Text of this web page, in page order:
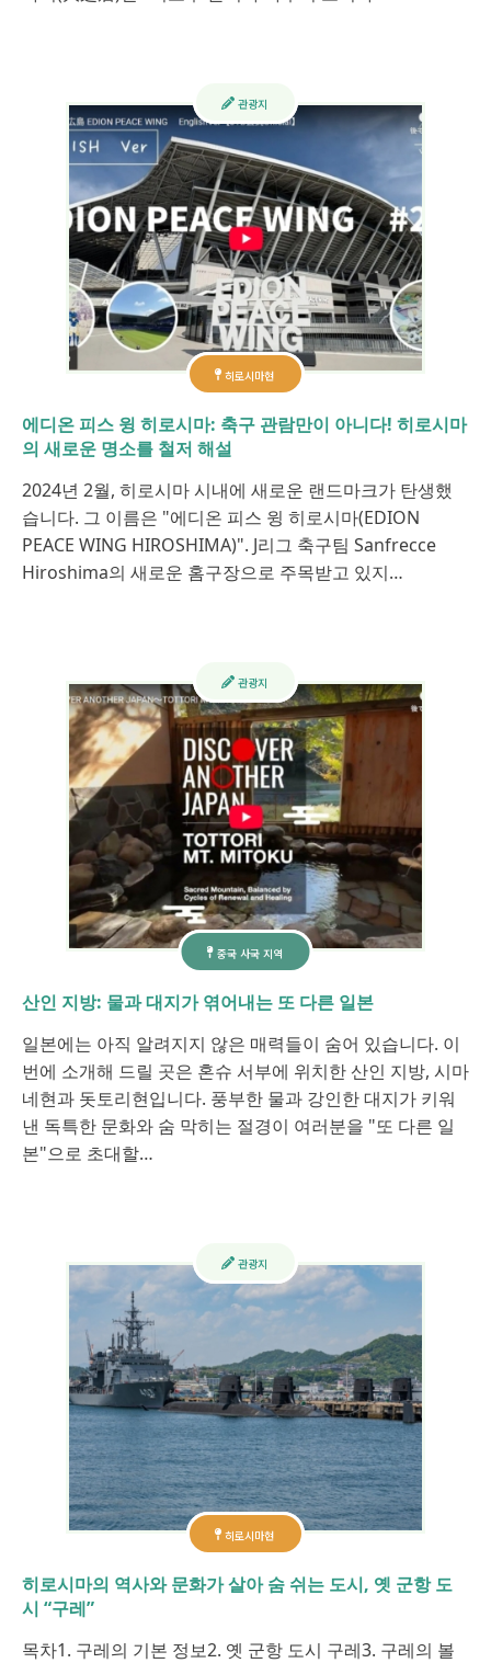
히로시마현
관광지
에디온 피스 윙 히로시마: 축구 관람만이 아니다! 히로시마
의 새로운 명소를 철저 해설
2024년 2월, 히로시마 시내에 새로운 랜드마크가 탄생했
습니다. 그 이름은 "에디온 피스 윙 히로시마(EDION
PEACE WING HIROSHIMA)". J리그 축구팀 Sanfrecce
Hiroshima의 새로운 홈구장으로 주목받고 있지…
중국 사국 지역
관광지
산인 지방: 물과 대지가 엮어내는 또 다른 일본
일본에는 아직 알려지지 않은 매력들이 숨어 있습니다. 이
번에 소개해 드릴 곳은 혼슈 서부에 위치한 산인 지방, 시마
네현과 돗토리현입니다. 풍부한 물과 강인한 대지가 키워
낸 독특한 문화와 숨 막히는 절경이 여러분을 "또 다른 일
본"으로 초대할…
히로시마현
관광지
히로시마의 역사와 문화가 살아 숨 쉬는 도시, 옛 군항 도
시 “구레”
목차1. 구레의 기본 정보2. 옛 군항 도시 구레3. 구레의 볼